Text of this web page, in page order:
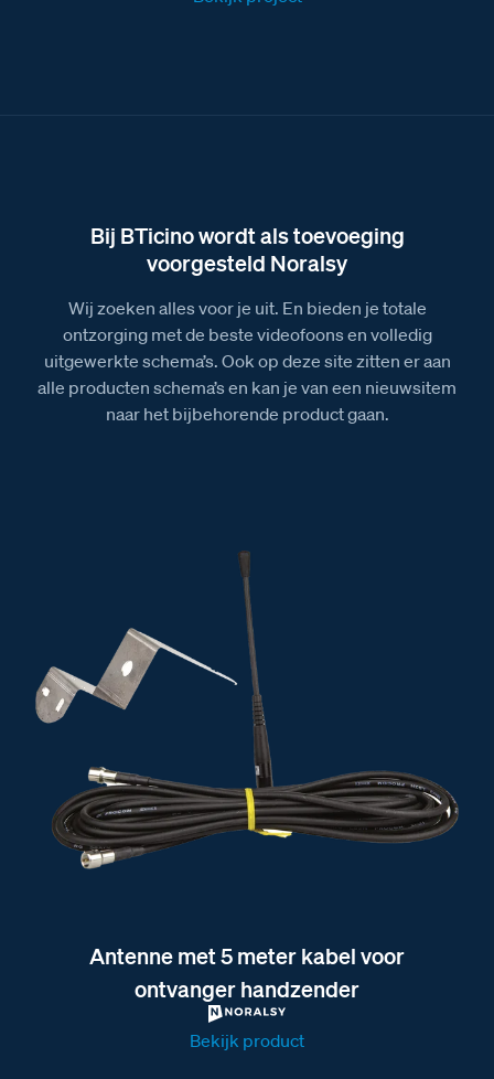
Bij BTicino wordt als toevoeging
voorgesteld Noralsy
Wij zoeken alles voor je uit. En bieden je totale
ontzorging met de beste videofoons en volledig
uitgewerkte schema’s. Ook op deze site zitten er aan
alle producten schema’s en kan je van een nieuwsitem
naar het bijbehorende product gaan.
Antenne met 5 meter kabel voor
ontvanger handzender
Bekijk product